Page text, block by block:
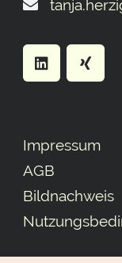
Impressum
AGB
Bildnachweis